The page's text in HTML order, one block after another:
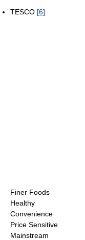
TESCO [6]
Finer Foods
Healthy
Convenience
Price Sensitive
Mainstream